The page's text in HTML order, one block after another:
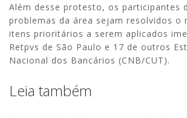
Além desse protesto, os participantes
problemas da área sejam resolvidos
itens prioritários a serem aplicados
Retpvs de São Paulo e 17 de outros
Nacional dos Bancários (CNB/CUT).
Leia também